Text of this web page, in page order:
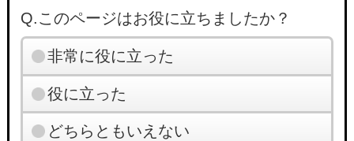
Q.このページはお役に立ちましたか？
非常に役に立った
役に立った
どちらともいえない